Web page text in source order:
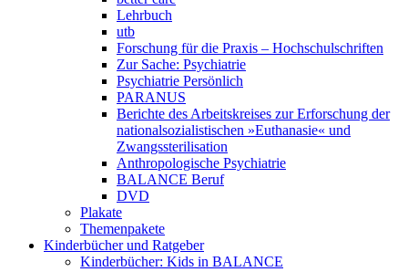
Lehrbuch
utb
Forschung für die Praxis – Hochschulschriften
Zur Sache: Psychiatrie
Psychiatrie Persönlich
PARANUS
Berichte des Arbeitskreises zur Erforschung der
nationalsozialistischen »Euthanasie« und
Zwangssterilisation
Anthropologische Psychiatrie
BALANCE Beruf
DVD
Plakate
Themenpakete
Kinderbücher und Ratgeber
Kinderbücher: Kids in BALANCE